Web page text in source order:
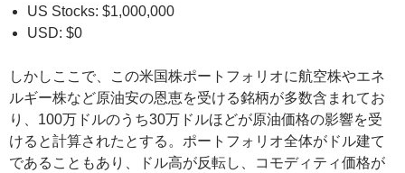
US Stocks: $1,000,000
USD: $0
しかしここで、この米国株ポートフォリオに航空株やエネ
ルギー株など原油安の恩恵を受ける銘柄が多数含まれてお
り、100万ドルのうち30万ドルほどが原油価格の影響を受
けると計算されたとする。ポートフォリオ全体がドル建て
であることもあり、ドル高が反転し、コモディティ価格が